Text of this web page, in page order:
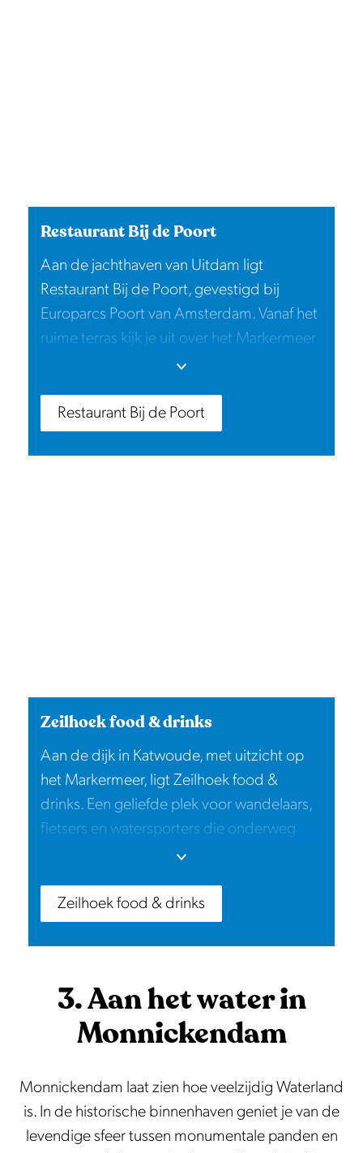
Restaurant Bij de Poort
Aan de jachthaven van Uitdam ligt
Restaurant Bij de Poort, gevestigd bij
Europarcs Poort van Amsterdam. Vanaf het
ruime terras kijk je uit over het Markermeer
en de passerende boten. Of je nu komt
of een diner bij zonsondergang, hier staan
rust, ruimte en het uitzicht centraal.
Restaurant Bij de Poort
Zeilhoek food & drinks
Aan de dijk in Katwoude, met uitzicht op
het Markermeer, ligt Zeilhoek food &
drinks. Een geliefde plek voor wandelaars,
fietsers en watersporters die onderweg
even willen pauzeren. Geniet van de
water en een lunch, diner of drankje op het
terras.
Zeilhoek food & drinks
3. Aan het water in
Monnickendam
Monnickendam laat zien hoe veelzijdig Waterland
is. In de historische binnenhaven geniet je van de
levendige sfeer tussen monumentale panden en